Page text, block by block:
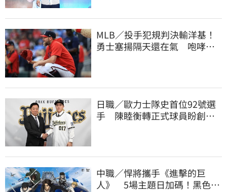
MLB／投手犯規判決輸洋基！
勇士塞揚隔天還在氣 咆哮裁
日職／歐力士隊史首位92號選
手 陳睦衡轉正式球員盼創造
中職／悍將攜手《進擊的巨
人》 5場主題日加碼！黑色戰